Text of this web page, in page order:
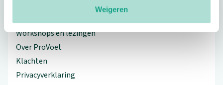
Weigeren
Workshops en lezingen
Over ProVoet
Klachten
Privacyverklaring